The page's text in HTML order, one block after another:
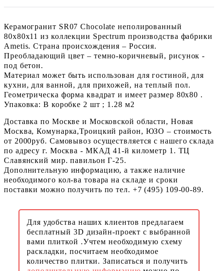
Керамогранит SR07 Chocolate неполированный
80x80х11 из коллекции Spectrum производства фабрики
Ametis. Страна происхождения – Россия.
Преобладающий цвет – темно-коричневый, рисунок -
под бетон.
Материал может быть использован для гостиной, для
кухни, для ванной, для прихожей, на теплый пол.
Геометрическа форма квадрат и имеет размер 80x80 .
Упаковка: В коробке 2 шт ; 1.28 м2
Доставка по Москве и Московской области, Новая
Москва, Комунарка,Троицкий район, ЮЗО – стоимость
от 2000руб. Самовывоз осуществляется с нашего склада
по адресу г. Москва - МКАД 41-й километр 1. ТЦ
Славянский мир. павильон Г-25.
Дополнительную информацию, а также наличие
необходимого кол-ва товара на складе и сроки
поставки можно получить по тел. +7 (495) 109-00-89.
Для удобства наших клиентов предлагаем
бесплатный 3D дизайн-проект с выбранной
вами плиткой .Учтем необходимую схему
раскладки, посчитаем необходимое
количество плитки. Записаться и получить